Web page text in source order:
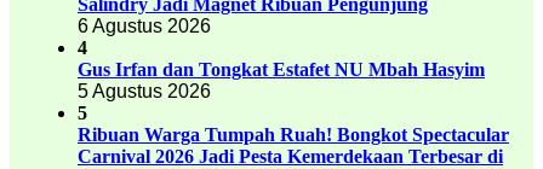
Salindry Jadi Magnet Ribuan Pengunjung
6 Agustus 2026
4
Gus Irfan dan Tongkat Estafet NU Mbah Hasyim
5 Agustus 2026
5
Ribuan Warga Tumpah Ruah! Bongkot Spectacular
Carnival 2026 Jadi Pesta Kemerdekaan Terbesar di